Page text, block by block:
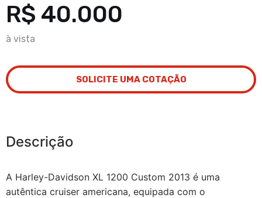
R$ 40.000
à vista
SOLICITE UMA COTAÇÃO
Descrição
A Harley-Davidson XL 1200 Custom 2013 é uma
autêntica cruiser americana, equipada com o